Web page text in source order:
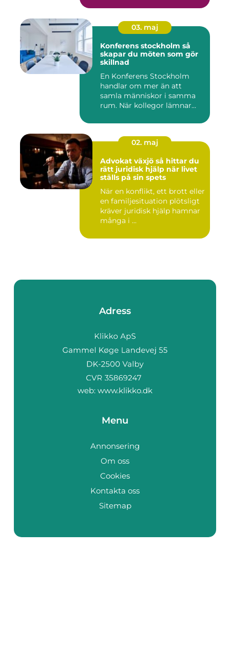
03. maj
Konferens stockholm så
skapar du möten som gör
skillnad
En Konferens Stockholm
handlar om mer än att
samla människor i samma
rum. När kollegor lämnar
02. maj
Advokat växjö så hittar du
rätt juridisk hjälp när livet
ställs på sin spets
När en konflikt, ett brott eller
en familjesituation plötsligt
kräver juridisk hjälp hamnar
många i ...
Adress
web: www.klikko.dk
Menu
Annonsering
Om oss
Cookies
Kontakta oss
Sitemap